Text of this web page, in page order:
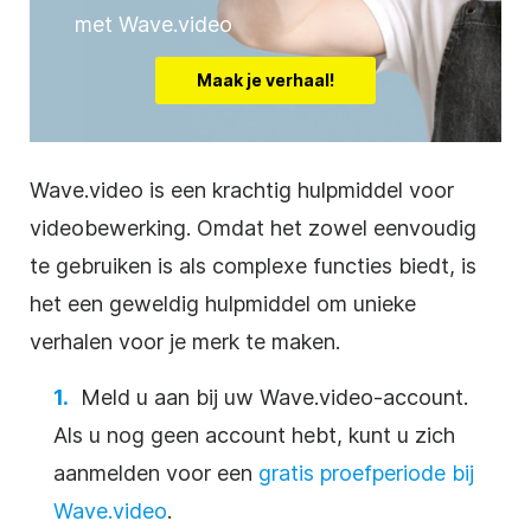
met Wave.video
Maak je verhaal!
Wave.video is een krachtig hulpmiddel voor
videobewerking. Omdat het zowel eenvoudig
te gebruiken is als complexe functies biedt, is
het een geweldig hulpmiddel om unieke
verhalen voor je merk te maken.
Meld u aan bij uw Wave.video-account.
Als u nog geen account hebt, kunt u zich
aanmelden voor een gratis proefperiode bij
Wave.video.